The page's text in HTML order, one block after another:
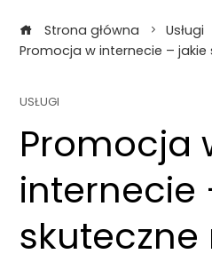
Strona główna
Usługi
Promocja w internecie –
USŁUGI
Promocja
internecie